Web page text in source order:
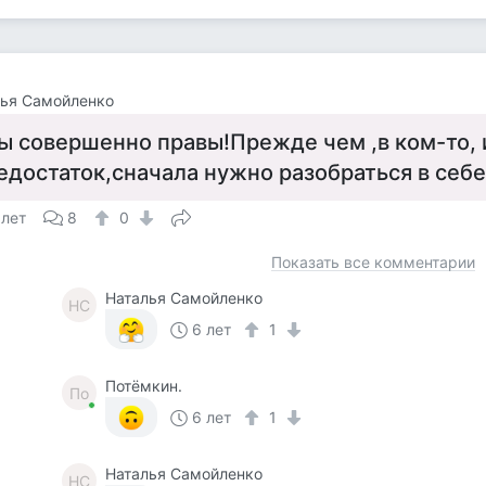
Самойленко
совершенно правы!Прежде чем ,в ком-то,
нужно разобраться в
8 0
Показать все комментарии
НС
Наталья Самойленко
6 лет
1
По
Потёмкин.
6 лет
1
НС Наталья Самойленко